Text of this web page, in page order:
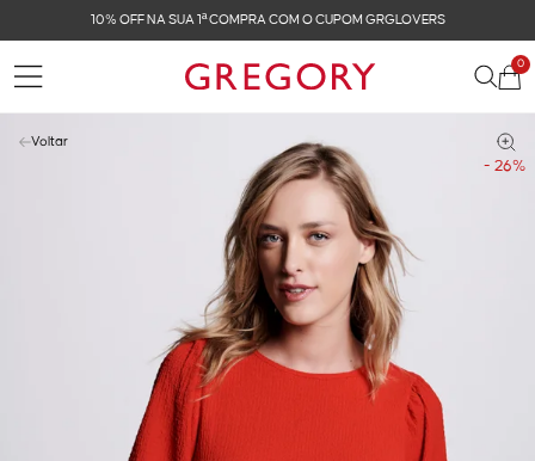
10% OFF NA SUA 1ª COMPRA COM O CUPOM GRGLOVERS
0
- 26%
Voltar